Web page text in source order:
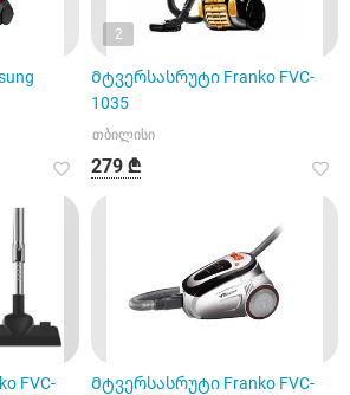
2
Მტვერსასრუტი Franko FVC-
1035
თბილისი
279 ₾
FVC- Მტვერსასრუტი Franko FVC-